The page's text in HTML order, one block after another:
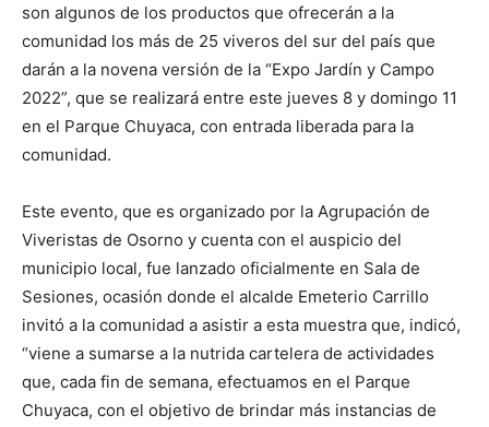
son algunos de los productos que ofrecerán a la
comunidad los más de 25 viveros del sur del país que
darán a la novena versión de la “Expo Jardín y Campo
2022”, que se realizará entre este jueves 8 y domingo 11
en el Parque Chuyaca, con entrada liberada para la
comunidad.
Este evento, que es organizado por la Agrupación de
Viveristas de Osorno y cuenta con el auspicio del
municipio local, fue lanzado oficialmente en Sala de
Sesiones, ocasión donde el alcalde Emeterio Carrillo
invitó a la comunidad a asistir a esta muestra que, indicó,
“viene a sumarse a la nutrida cartelera de actividades
que, cada fin de semana, efectuamos en el Parque
Chuyaca, con el objetivo de brindar más instancias de